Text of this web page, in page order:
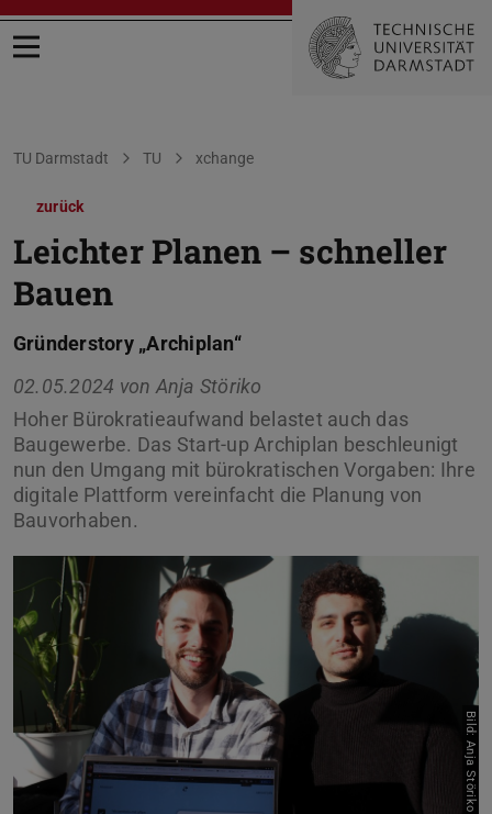
Menü öffnen
Sie befinden sich hier:
TU Darmstadt TU xchange
zurück
Leichter Planen – schneller
Bauen
Gründerstory „Archiplan“
02.05.2024 von Anja Störiko
Hoher Bürokratieaufwand belastet auch das
Baugewerbe. Das Start-up Archiplan beschleunigt
nun den Umgang mit bürokratischen Vorgaben: Ihre
digitale Plattform vereinfacht die Planung von
Bauvorhaben.
Bild: Anja Störiko
Zurück Vor